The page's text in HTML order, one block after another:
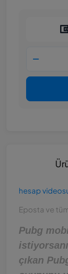
hesap
Eposta ve
Pubg
çıkan